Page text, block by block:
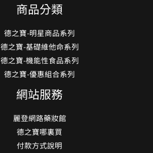
商品分類
德之寶-明星商品系列
德之寶-基礎維他命系列
德之寶-機能性食品系列
德之寶-優惠組合系列
網站服務
麗登網路藥妝館
德之寶哪裏買
付款方式說明